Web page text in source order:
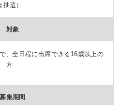
選）
対象
、全日程に出席できる16歳以上の
方
募集期間